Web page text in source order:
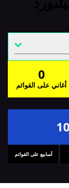
0
أغاني على القوائم
أسابيع على القوائم